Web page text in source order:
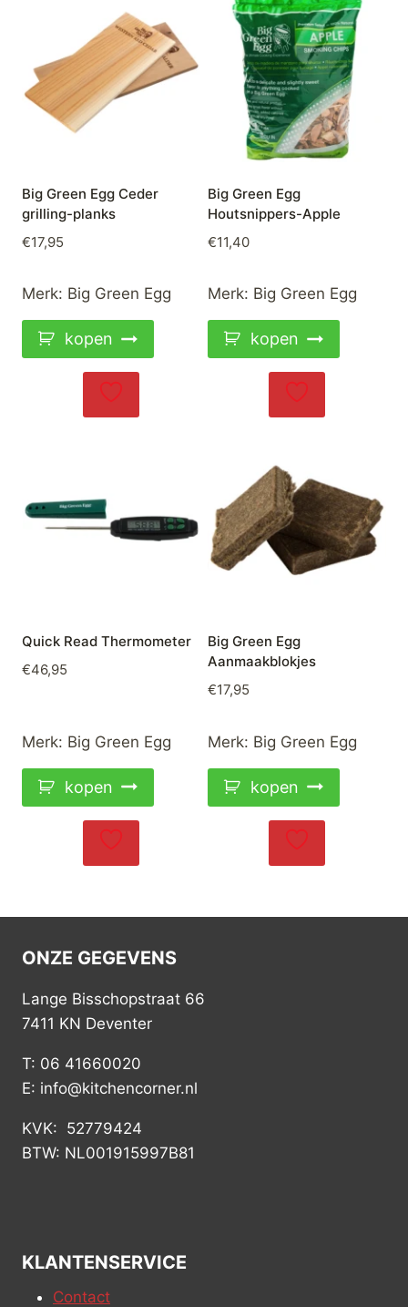
Big Green Egg Ceder
grilling-planks
€17,95
Merk: Big Green Egg
kopen
Big Green Egg
Houtsnippers-Apple
€11,40
Merk: Big Green Egg
kopen
Quick Read Thermometer
€46,95
Merk: Big Green Egg
kopen
Big Green Egg
Aanmaakblokjes
€17,95
Merk: Big Green Egg
kopen
ONZE GEGEVENS
Lange Bisschopstraat 66
7411 KN Deventer
T: 06 41660020
E: info@kitchencorner.nl
KVK: 52779424
BTW: NL001915997B81
KLANTENSERVICE
Contact